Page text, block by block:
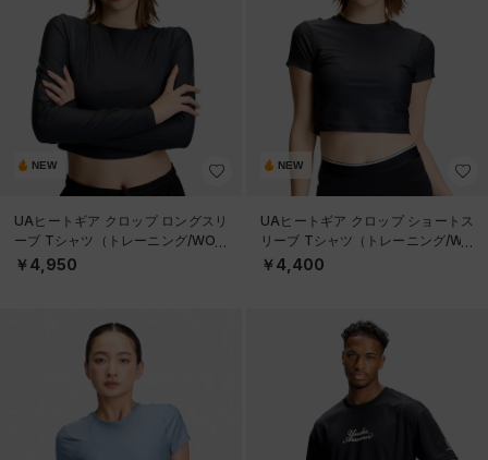
NEW
UAヒートギア クロップ ロングスリ
ーブ Tシャツ（トレーニング/WOM
EN）
￥4,950
NEW
UAヒートギア クロップ ショートス
リーブ Tシャツ（トレーニング/WO
MEN）
￥4,400